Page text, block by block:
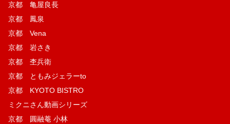
京都 亀屋良長
京都 鳳泉
京都 Vena
京都 岩さき
京都 杢兵衛
京都 ともみジェラーto
京都 KYOTO BISTRO
ミクニさん動画シリーズ
京都 圓融菴 小林